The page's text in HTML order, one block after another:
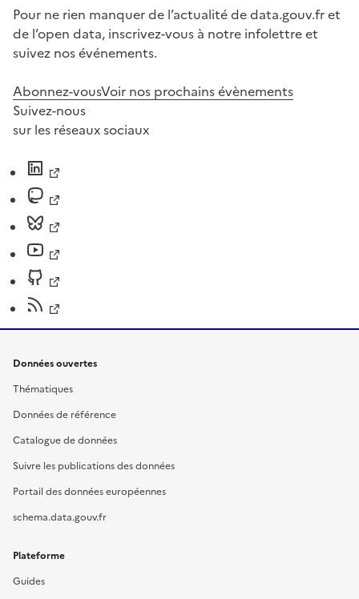
Pour ne rien manquer de l’actualité de data.gouv.fr et
de l’open data, inscrivez-vous à notre infolettre et
suivez nos événements.
Abonnez-vousVoir nos prochains évènements
Suivez-nous
sur les réseaux sociaux
Données ouvertes
Thématiques
Données de référence
Catalogue de données
Suivre les publications des données
Portail des données européennes
schema.data.gouv.fr
Plateforme
Guides